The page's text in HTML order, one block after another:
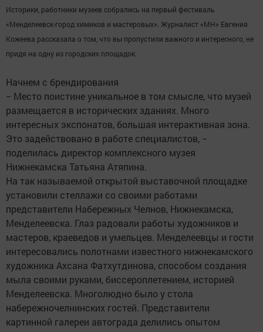
Историки, работники музеев собрались на первый фестиваль
«Менделеевск-город химиков и мастеровых». Журналист «МН» Евгения
Кожеева рассказала о том, что вы пропустили важного и интересного, не
придя на одну из городских площадок.
Начнем с брендирования
− Место поистине уникальное в том смысле, что музей
размещается в исторических зданиях. Много
интересных экспонатов, большая интерактивная зона.
Это задействовано в работе специалистов, −
поделилась директор комплексного музея
Нижнекамска Татьяна Атяпина.
На так называемой открытой выставочной площадке
установили стеллажи со своими работами
представители Набережных Челнов, Нижнекамска,
Менделеевска. Глаз радовали работы художников и
мастеров, краеведов и умельцев. Менделеевцы и гости
интересовались полотнами известного нижнекамского
художника Ахсана Фатхутдинова, способом создания
мыла своими руками, биссероплетением, историей
Менделеевска. Многолюдно было у стола
набережночелнинских гостей. Представители
картинной галереи автограда делились опытом